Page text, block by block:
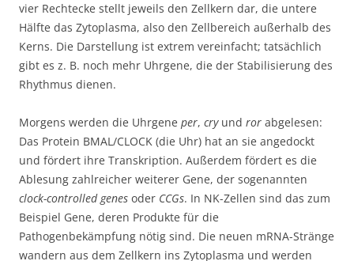
vier Rechtecke stellt jeweils den Zellkern dar, die untere
Hälfte das Zytoplasma, also den Zellbereich außerhalb des
Kerns. Die Darstellung ist extrem vereinfacht; tatsächlich
gibt es z. B. noch mehr Uhrgene, die der Stabilisierung des
Rhythmus dienen.
Morgens werden die Uhrgene per, cryund ror abgelesen:
Das Protein BMAL/CLOCK (die Uhr) hat an sie angedockt
und fördert ihre Transkription. Außerdem fördert es die
Ablesung zahlreicher weiterer Gene, der sogenannten
clock-controlled genes oder CCGs. In NK-Zellen sind das zum
Beispiel Gene, deren Produkte für die
Pathogenbekämpfung nötig sind. Die neuen mRNA-Stränge
wandern aus dem Zellkern ins Zytoplasma und werden